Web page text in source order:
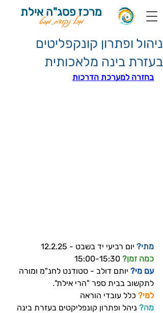
מרכז פסג"ה אילת
מכל נקודת מבט
ניהול ופתרון קונקפליטים
בעזרת בינה מלאכותית
בחזרה למערכת הדרכות
מתי? יום רביעי יד בשבט - 12.2.25
כמה זמן? 15:00-15:30
עם מי? יותם דולב - סטודנט לחנ"מ ומורה
לתקשוב בבית ספר "הרי אילת".
למי? כלל עובדי הוראה
מה? ניהל ופתרון קונפליקטים בעזרת בינה